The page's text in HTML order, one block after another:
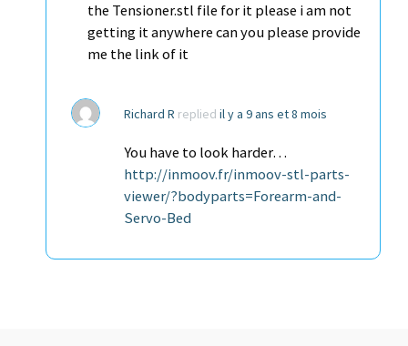
the Tensioner.stl file for it please i am not
getting it anywhere can you please provide
me the link of it
Richard R replied il y a 9 ans et 8 mois
You have to look harder…
http://inmoov.fr/inmoov-stl-parts-
viewer/?bodyparts=Forearm-and-
Servo-Bed